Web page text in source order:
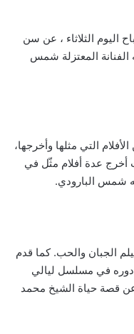
الثلاثاء ، عن سن
الفنانة المعتزلة شمس
التي مثلها وأخرجها،
أخرج عدة أفلام مثّل في
شمس البارودي.
الجبان والحب. كما قدم
دوره في مسلسل ليالي
قصة حياة الشيخ محمد